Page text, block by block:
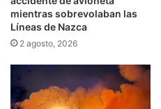
mientras sobrevolaban las
Líneas de Nazca
2 agosto, 2026